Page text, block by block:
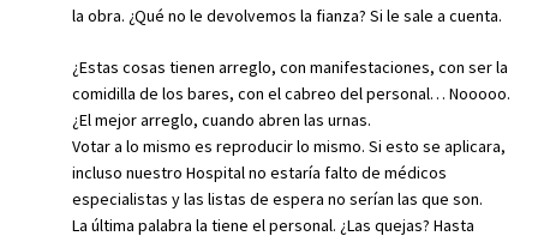
la obra. ¿Qué no le devolvemos la fianza? Si le sale a cuenta.
¿Estas cosas tienen arreglo, con manifestaciones, con ser la
comidilla de los bares, con el cabreo del personal… Nooooo.
¿El mejor arreglo, cuando abren las urnas.
Votar a lo mismo es reproducir lo mismo. Si esto se aplicara,
incluso nuestro Hospital no estaría falto de médicos
especialistas y las listas de espera no serían las que son.
La última palabra la tiene el personal. ¿Las quejas? Hasta